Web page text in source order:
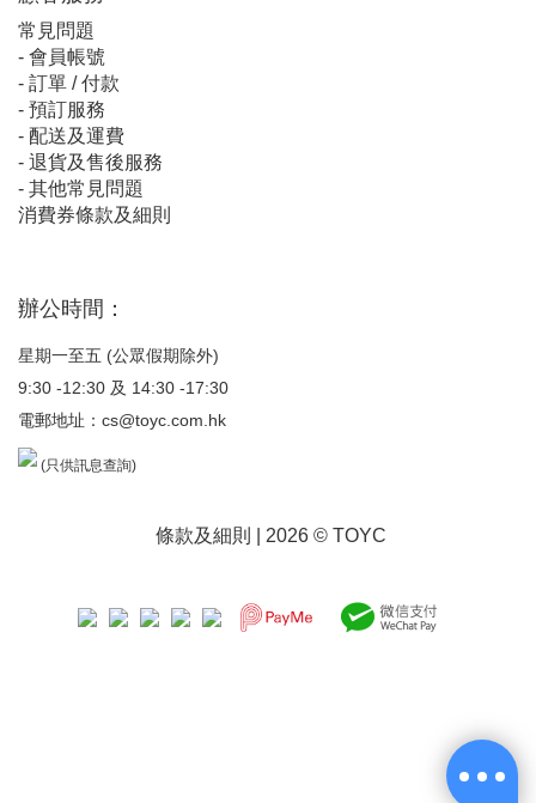
常見問題
- 會員帳號
- 訂單 / 付款
- 預訂服務
- 配送及運費
- 退貨及售後服務
- 其他常見問題
消費券條款及細則
辦公時間：
星期一至五 (公眾假期除外)
9:30 -12:30 及 14:30 -17:30
電郵地址： cs@toyc.com.hk
(只供訊息查詢)
條款及細則 | 2026 © TOYC